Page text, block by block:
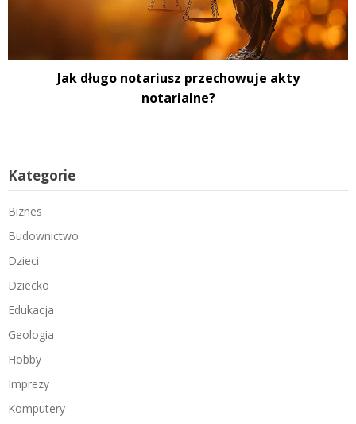
Jak długo notariusz przechowuje akty
notarialne?
Kategorie
Biznes
Budownictwo
Dzieci
Dziecko
Edukacja
Geologia
Hobby
Imprezy
Komputery